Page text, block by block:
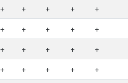
+ + + +
+
+ + + +
+
+ + + +
+
+ + + +
+